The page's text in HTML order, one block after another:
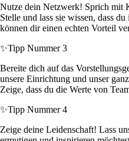
Nutze dein Netzwerk! Sprich mit
Stelle und lass sie wissen, dass
können dir einen echten Vorteil
✨Tipp Nummer 3
Bereite dich auf das
unsere Einrichtung und unser
Zeige, dass du die Werte von
✨Tipp Nummer 4
Zeige deine Leidenschaft! Lass